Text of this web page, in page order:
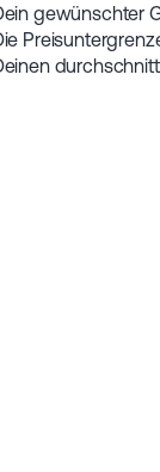
gewünschter